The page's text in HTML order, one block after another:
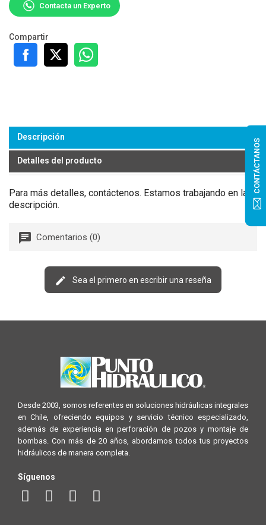
Contacta un Experto
Compartir
Descripción
Detalles del producto
Para más detalles, contáctenos. Estamos trabajando en la
descripción.
Comentarios (0)
Sea el primero en escribir una reseña
Desde 2003, somos referentes en soluciones hidráulicas integrales
en Chile, ofreciendo equipos y servicio técnico especializado,
además de experiencia en perforación de pozos y montaje de
bombas. Con más de 20 años, abordamos todos tus proyectos
hidráulicos de manera completa.
Síguenos
CONTÁCTANOS